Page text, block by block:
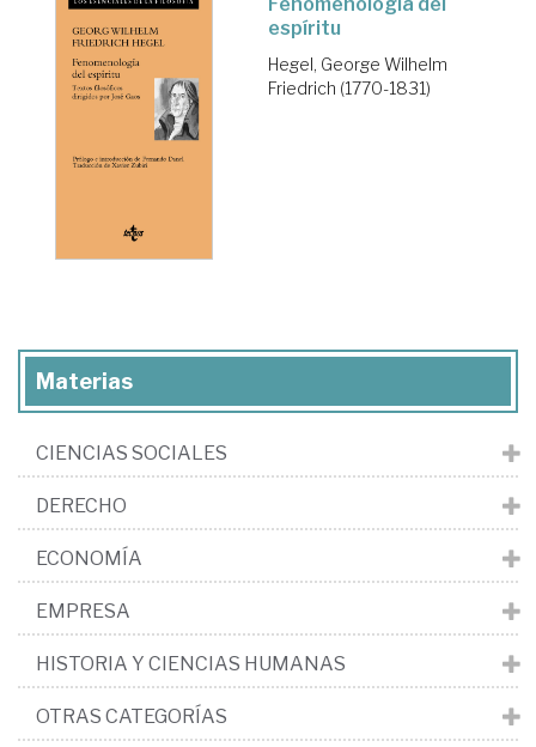
espíritu
Hegel, George Wilhelm
Friedrich (1770-1831)
Materias
CIENCIAS SOCIALES
DERECHO
ECONOMÍA
EMPRESA
HISTORIA Y CIENCIAS HUMANAS
OTRAS CATEGORÍAS